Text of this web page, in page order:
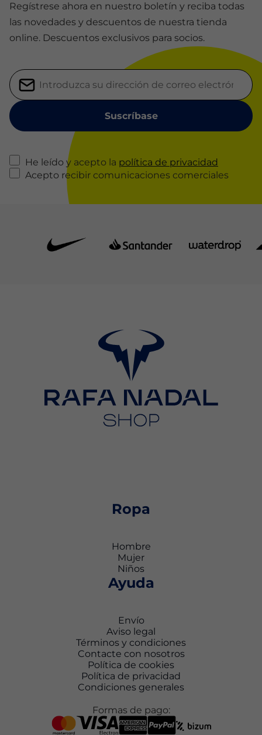
Regístrese ahora en nuestro boletín y reciba todas
las novedades y descuentos de nuestra tienda
online. Descuentos exclusivos para socios.
He leído y acepto la política de privacidad
Acepto recibir comunicaciones comerciales
Ropa
Hombre
Mujer
Niños
Ayuda
Envío
Aviso legal
Términos y condiciones
Contacte con nosotros
Política de cookies
Política de privacidad
Condiciones generales
Formas de pago: